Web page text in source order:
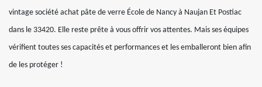
vintage société achat pâte de verre École de Nancy à Naujan Et Postiac
dans le 33420. Elle reste prête à vous offrir vos attentes. Mais ses équipes
vérifient toutes ses capacités et performances et les emballeront bien afin
de les protéger !